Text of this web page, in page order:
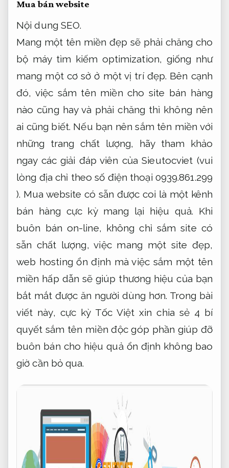
Mua bán website
Nội dung SEO.
Mang một tên miền đẹp sẽ phải chăng cho
bộ máy tìm kiếm optimization, giống như
mang một cơ sở ở một vị trí đẹp. Bên cạnh
đó, việc sắm tên miền cho site bán hàng
nào cũng hay và phải chăng thì không nên
ai cũng biết. Nếu bạn nên sắm tên miền với
những trang chất lượng, hãy tham khảo
ngay các giải đáp viên của Sieutocviet (vui
lòng địa chỉ theo số điện thoại 0939.861.299
). Mua website có sẵn được coi là một kênh
bán hàng cực kỳ mang lại hiệu quả. Khi
buôn bán on-line, không chỉ sắm site có
sẵn chất lượng, việc mang một site đẹp,
web hosting ổn định mà việc sắm một tên
miền hấp dẫn sẽ giúp thương hiệu của bạn
bắt mắt được ăn người dùng hơn. Trong bài
viết này, cực kỳ Tốc Việt xin chia sẻ 4 bí
quyết sắm tên miền độc góp phần giúp đỡ
buôn bán cho hiệu quả ổn định không bao
giờ cần bỏ qua.